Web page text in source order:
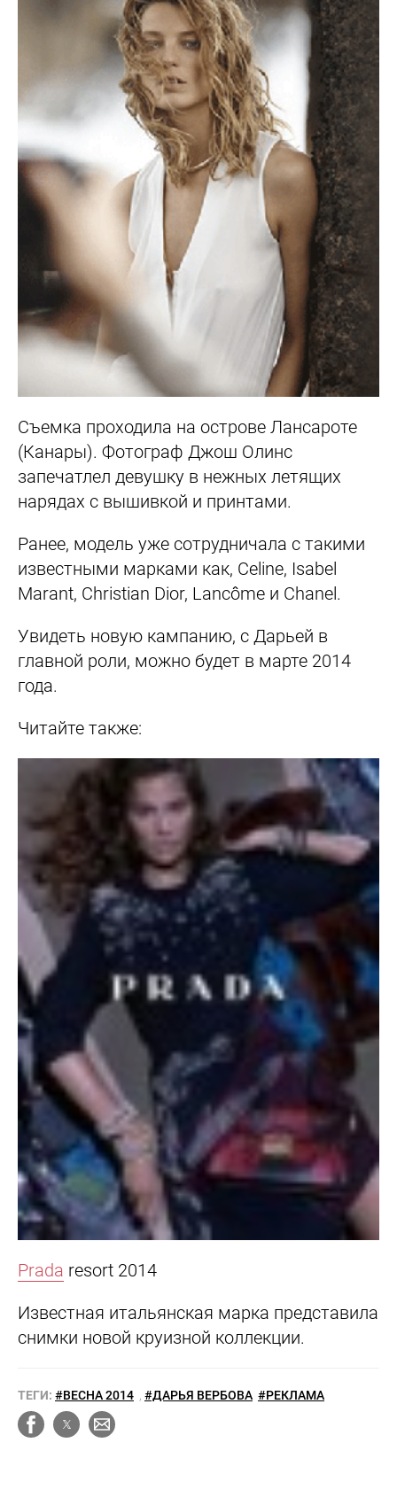
Съемка проходила на острове Лансароте
(Канары). Фотограф Джош Олинс
запечатлел девушку в нежных летящих
нарядах с вышивкой и принтами.
Ранее, модель уже сотрудничала с такими
известными марками как, Celine, Isabel
Marant, Christian Dior, Lancôme и Chanel.
Увидеть новую кампанию, с Дарьей в
главной роли, можно будет в марте 2014
года.
Читайте также:
Prada resort 2014
Известная итальянская марка представила
снимки новой круизной коллекции.
ТЕГИ: #ВЕСНА 2014 #ДАРЬЯ ВЕРБОВА #РЕКЛАМА